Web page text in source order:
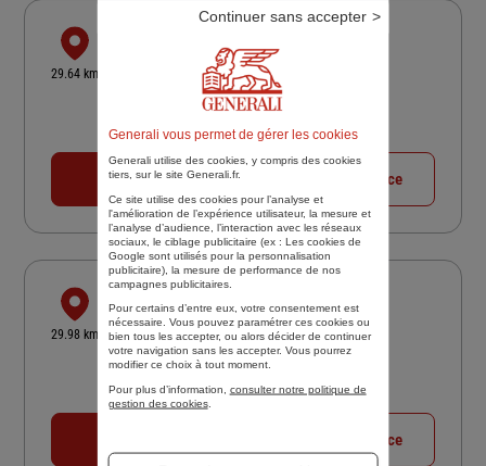
29.64 km
29 AVE PAUL ROUSSEL
83991 ST TROPEZ CEDEX
Note de 4.6 sur 5
(Google) 18 avis
Fermé actuellement
04 94 55 80 55 Voir la fiche agence
29.98 km
RUE DU PORT
83240 CAVALAIRE SUR MER
Fermé actuellement
Voir la fiche agence
Generali vous permet de gérer les cookies
Generali utilise des cookies, y compris des cookies
tiers, sur le site Generali.fr.
Ce site utilise des cookies pour l’analyse et
l'amélioration de l’expérience utilisateur, la mesure et
l’analyse d’audience, l’interaction avec les réseaux
sociaux, le ciblage publicitaire (ex : Les cookies de
Google sont utilisés pour la personnalisation
publicitaire), la mesure de performance de nos
campagnes publicitaires.
Pour certains d’entre eux, votre consentement est
nécessaire. Vous pouvez paramétrer ces cookies ou
bien tous les accepter, ou alors décider de continuer
votre navigation sans les accepter. Vous pourrez
modifier ce choix à tout moment.
Pour plus d’information, consulter notre politique de
gestion des cookies.
Continuer sans accepter